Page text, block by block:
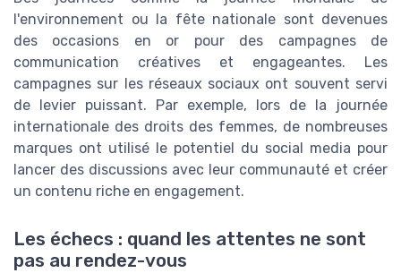
l'environnement ou la fête nationale sont devenues
des occasions en or pour des campagnes de
communication créatives et engageantes. Les
campagnes sur les réseaux sociaux ont souvent servi
de levier puissant. Par exemple, lors de la journée
internationale des droits des femmes, de nombreuses
marques ont utilisé le potentiel du social media pour
lancer des discussions avec leur communauté et créer
un contenu riche en engagement.
Les échecs : quand les attentes ne sont
pas au rendez-vous